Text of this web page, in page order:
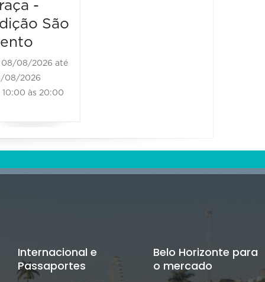
-
São
08/08/2026 até
08/2026
às 20:00
Internacional e
Passaportes
Belo Horizonte para
o mercado